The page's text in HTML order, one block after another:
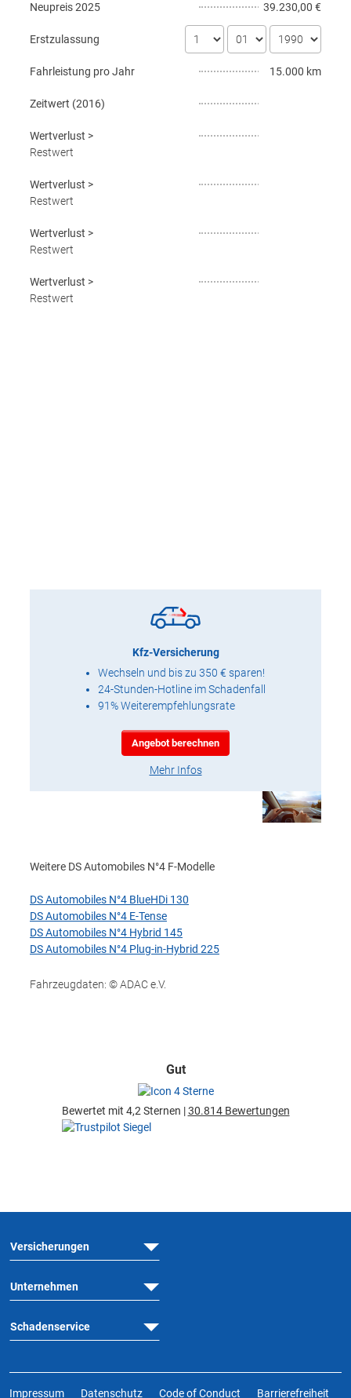
Neupreis2025 39.230,00 €
Erstzulassung
Fahrleistung pro Jahr 15.000 km
Zeitwert (2016)
Wertverlust >
Restwert
Wertverlust >
Restwert
Wertverlust >
Restwert
Wertverlust >
Restwert
Kfz-Versicherung
Wechseln und bis zu 350 € sparen!
24-Stunden-Hotline im Schadenfall
91% Weiterempfehlungsrate
Angebot berechnen
Mehr Infos
Weitere DS Automobiles N°4 F-Modelle
DS Automobiles N°4 BlueHDi 130
DS Automobiles N°4 E-Tense
DS Automobiles N°4 Hybrid 145
DS Automobiles N°4 Plug-in-Hybrid 225
Fahrzeugdaten: © ADAC e.V.
Gut
Bewertet mit 4,2 Sternen |30.814 Bewertungen
Versicherungen
Unternehmen
Schadenservice
Impressum Datenschutz Code of Conduct Barrierefreiheit